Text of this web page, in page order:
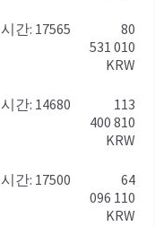
80
531 010
KRW
113
400 810
KRW
64
096 110
KRW